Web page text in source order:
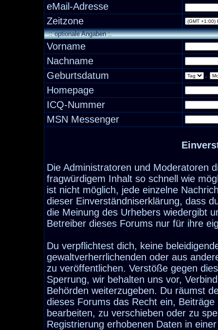
eMail-Adresse
Zeitzone
:: optionale Angaben :.
Vorname
Nachname
Geburtsdatum
Homepage
ICQ-Nummer
MSN Messenger
Die Administratoren und Moderatoren
fragwürdigem Inhalt so schnell wie
ist nicht möglich, jede einzelne
dieser Einverständniserklärung, dass
die Meinung des Urhebers wiedergibt
Betreiber dieses Forums nur für ihre
Du verpflichtest dich, keine
gewaltverherrlichenden oder aus
zu veröffentlichen. Verstöße gegen
Sperrung, wir behalten uns vor,
Behörden weiterzugeben. Du räumst
dieses Forums das Recht ein,
bearbeiten, zu verschieben oder zu
Registrierung erhobenen Daten in